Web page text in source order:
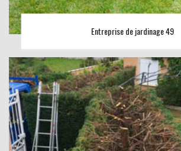
Entreprise de jardinage 49